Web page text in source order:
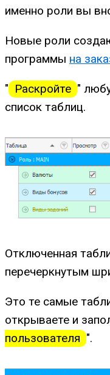
именно роли вы
Новые роли
программы на
" Раскройте "
список таблиц.
Отключенная
перечеркнутым
Это те самые
открываете и
пользователя ".